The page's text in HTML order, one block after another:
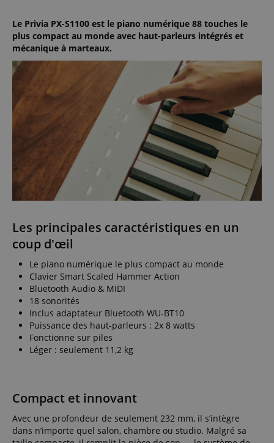
Le Privia PX-S1100 est le piano numérique 88 touches le
plus compact au monde avec haut-parleurs intégrés et
mécanique à marteaux.
Les principales caractéristiques en un
coup d'œil
Le piano numérique le plus compact au monde
Clavier Smart Scaled Hammer Action
Bluetooth Audio & MIDI
18 sonorités
Inclus adaptateur Bluetooth WU-BT10
Puissance des haut-parleurs : 2x 8 watts
Fonctionne sur piles
Léger : seulement 11,2 kg
Compact et innovant
Avec une profondeur de seulement 232 mm, il s’intègre
dans n’importe quel salon, chambre ou studio. Malgré sa